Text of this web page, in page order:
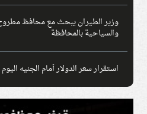
وزير الطيران يبحث مع محافظ
والسياحية بالمحافظة
استقرار سعر الدولار أمام الجنيه اليوم السبت 8